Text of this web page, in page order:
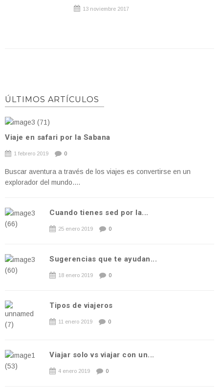
13 noviembre 2017
ÚLTIMOS ARTÍCULOS
Viaje en safari por la Sabana
1 febrero 2019 0
Buscar aventura a través de los viajes es convertirse en un
explorador del mundo....
Cuando tienes sed por la...
25 enero 2019 0
Sugerencias que te ayudan...
18 enero 2019 0
Tipos de viajeros
11 enero 2019 0
Viajar solo vs viajar con un...
4 enero 2019 0